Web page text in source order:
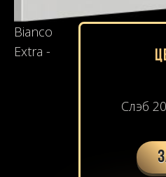
Слэб
Bianco
Extra -